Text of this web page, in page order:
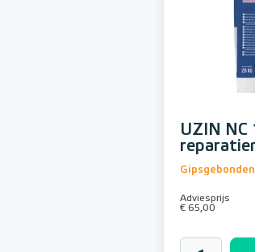
UZIN NC
Adviesprijs
€ 65,00